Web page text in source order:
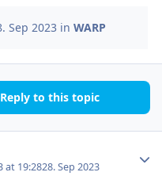
Sep 2023 inWARP
Reply to this topic
at 19:2828. Sep 2023